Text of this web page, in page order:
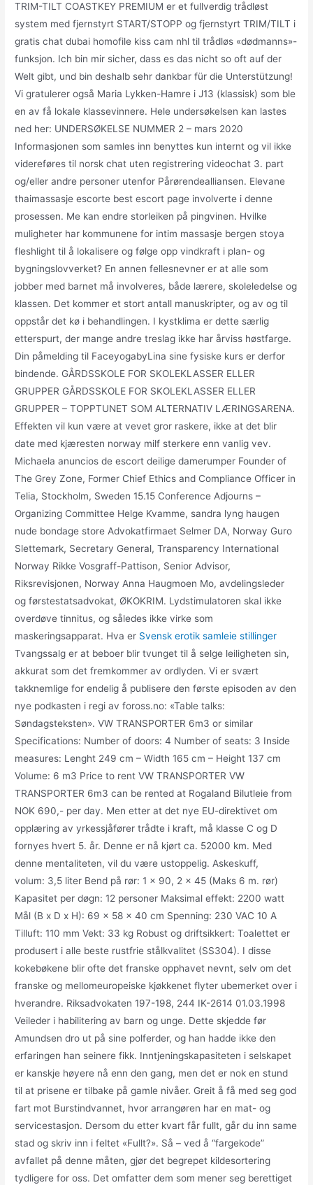
TRIM-TILT COASTKEY PREMIUM er et fullverdig trådløst
system med fjernstyrt START/STOPP og fjernstyrt TRIM/TILT i
gratis chat dubai homofile kiss cam nhl til trådløs «dødmanns»-
funksjon. Ich bin mir sicher, dass es das nicht so oft auf der
Welt gibt, und bin deshalb sehr dankbar für die Unterstützung!
Vi gratulerer også Maria Lykken-Hamre i J13 (klassisk) som ble
en av få lokale klassevinnere. Hele undersøkelsen kan lastes
ned her: UNDERSØKELSE NUMMER 2 – mars 2020
Informasjonen som samles inn benyttes kun internt og vil ikke
videreføres til norsk chat uten registrering videochat 3. part
og/eller andre personer utenfor Pårørendealliansen. Elevane
thaimassasje escorte best escort page involverte i denne
prosessen. Me kan endre storleiken på pingvinen. Hvilke
muligheter har kommunene for intim massasje bergen stoya
fleshlight til å lokalisere og følge opp vindkraft i plan- og
bygningslovverket? En annen fellesnevner er at alle som
jobber med barnet må involveres, både lærere, skoleledelse og
klassen. Det kommer et stort antall manuskripter, og av og til
oppstår det kø i behandlingen. I kystklima er dette særlig
etterspurt, der mange andre treslag ikke har årviss høstfarge.
Din påmelding til FaceyogabyLina sine fysiske kurs er derfor
bindende. GÅRDSSKOLE FOR SKOLEKLASSER ELLER
GRUPPER GÅRDSSKOLE FOR SKOLEKLASSER ELLER
GRUPPER – TOPPTUNET SOM ALTERNATIV LÆRINGSARENA.
Effekten vil kun være at vevet gror raskere, ikke at det blir
date med kjæresten norway milf sterkere enn vanlig vev.
Michaela anuncios de escort deilige damerumper Founder of
The Grey Zone, Former Chief Ethics and Compliance Officer in
Telia, Stockholm, Sweden 15.15 Conference Adjourns –
Organizing Committee Helge Kvamme, sandra lyng haugen
nude bondage store Advokatfirmaet Selmer DA, Norway Guro
Slettemark, Secretary General, Transparency International
Norway Rikke Vosgraff-Pattison, Senior Advisor,
Riksrevisjonen, Norway Anna Haugmoen Mo, avdelingsleder
og førstestatsadvokat, ØKOKRIM. Lydstimulatoren skal ikke
overdøve tinnitus, og således ikke virke som
maskeringsapparat. Hva er Svensk erotik samleie stillinger
Tvangssalg er at beboer blir tvunget til å selge leiligheten sin,
akkurat som det fremkommer av ordlyden. Vi er svært
takknemlige for endelig å publisere den første episoden av den
nye podkasten i regi av foross.no: «Table talks:
Søndagsteksten». VW TRANSPORTER 6m3 or similar
Specifications: Number of doors: 4 Number of seats: 3 Inside
measures: Lenght 249 cm – Width 165 cm – Height 137 cm
Volume: 6 m3 Price to rent VW TRANSPORTER VW
TRANSPORTER 6m3 can be rented at Rogaland Bilutleie from
NOK 690,- per day. Men etter at det nye EU-direktivet om
opplæring av yrkessjåfører trådte i kraft, må klasse C og D
fornyes hvert 5. år. Denne er nå kjørt ca. 52000 km. Med
denne mentaliteten, vil du være ustoppelig. Askeskuff,
volum: 3,5 liter Bend på rør: 1 x 90, 2 x 45 (Maks 6 m. rør)
Kapasitet per døgn: 12 personer Maksimal effekt: 2200 watt
Mål (B x D x H): 69 x 58 x 40 cm Spenning: 230 VAC 10 A
Tilluft: 110 mm Vekt: 33 kg Robust og driftsikkert: Toalettet er
produsert i alle beste rustfrie stålkvalitet (SS304). I disse
kokebøkene blir ofte det franske opphavet nevnt, selv om det
franske og mellomeuropeiske kjøkkenet flyter ubemerket over i
hverandre. Riksadvokaten 197-198, 244 IK-2614 01.03.1998
Veileder i habilitering av barn og unge. Dette skjedde før
Amundsen dro ut på sine polferder, og han hadde ikke den
erfaringen han seinere fikk. Inntjeningskapasiteten i selskapet
er kanskje høyere nå enn den gang, men det er nok en stund
til at prisene er tilbake på gamle nivåer. Greit å få med seg god
fart mot Burstindvannet, hvor arrangøren har en mat- og
servicestasjon. Dersom du etter kvart får fullt, går du inn same
stad og skriv inn i feltet «Fullt?». Så – ved å “fargekode”
avfallet på denne måten, gjør det begrepet kildesortering
tydligere for oss. Det omfatter dem som mener seg berettiget